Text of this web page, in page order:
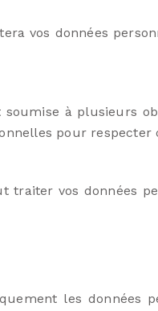
vos données
à plusieurs
pour respecter
traiter vos données
les